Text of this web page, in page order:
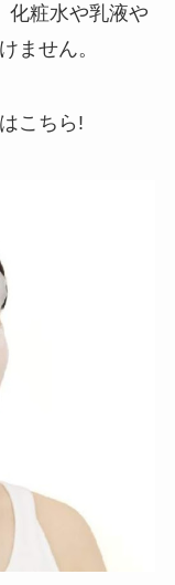
化粧水や乳液や
ません。
こちら!